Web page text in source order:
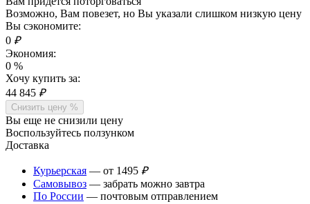
Возможно, Вам повезет, но Вы указали слишком низкую цену
Вы сэкономите:
0 ₽
Экономия:
0 %
Хочу купить за:
44 845 ₽
Снизить цену %
Вы еще не снизили цену
Воспользуйтесь ползунком
Доставка
Курьерская — от 1495 ₽
Самовывоз — забрать можно завтра
По России — почтовым отправлением